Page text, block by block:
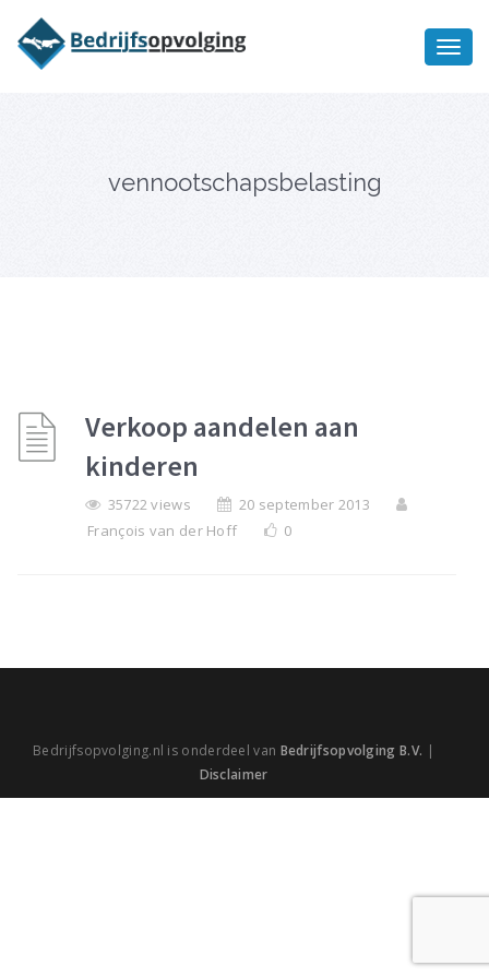
vennootschapsbelasting
Verkoop aandelen aan
kinderen
35722 views
20 september 2013
François van der Hoff
0
Bedrijfsopvolging.nl is onderdeel van Bedrijfsopvolging B.V. |
Disclaimer
bedrijfsopvolging voor fiscaal
juridisch advies
Ik wil meer informatie